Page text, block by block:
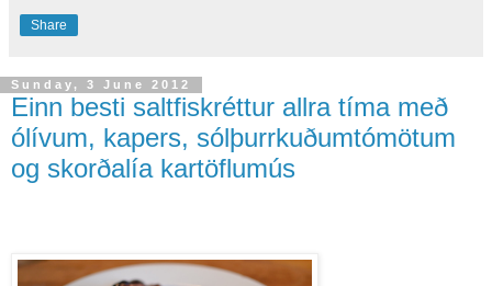
Share
Sunday, 3 June 2012
Einn besti saltfiskréttur allra tíma með
ólívum, kapers, sólþurrkuðumtómötum
og skorðalía kartöflumús